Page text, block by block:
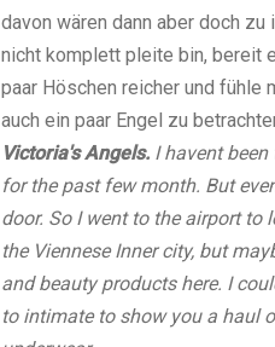
davon wären dann aber doch
nicht komplett pleite bin, bereit
paar Höschen reicher und fühle
auch ein paar Engel zu
Victoria's Angels. I havent
for the past few month. But
door. So I went to the airport to
the Viennese Inner city, but
and beauty products here. I
to intimate to show you a haul